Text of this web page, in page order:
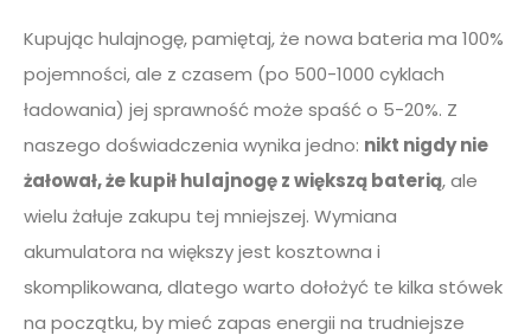
Kupując hulajnogę, pamiętaj, że nowa bateria ma 100%
pojemności, ale z czasem (po 500-1000 cyklach
ładowania) jej sprawność może spaść o 5-20%. Z
naszego doświadczenia wynika jedno: nikt nigdy nie
żałował, że kupił hulajnogę z większą baterią, ale
wielu żałuje zakupu tej mniejszej. Wymiana
akumulatora na większy jest kosztowna i
skomplikowana, dlatego warto dołożyć te kilka stówek
na początku, by mieć zapas energii na trudniejsze